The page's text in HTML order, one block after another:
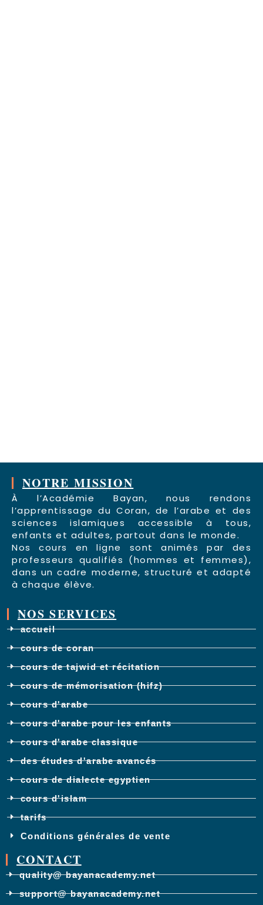
NOTRE MISSION
À l’Académie Bayan, nous rendons
l’apprentissage du Coran, de l’arabe et des
sciences islamiques accessible à tous,
enfants et adultes, partout dans le monde.
Nos cours en ligne sont animés par des
professeurs qualifiés (hommes et femmes),
dans un cadre moderne, structuré et adapté
à chaque élève.
NOS SERVICES
accueil
cours de coran
cours de tajwid et récitation
cours de mémorisation (hifz)
cours d'arabe
cours d'arabe pour les enfants
cours d'arabe classique
des études d'arabe avancés
cours de dialecte egyptien
cours d'islam
tarifs
Conditions générales de vente
CONTACT
quality@ bayanacademy.net
support@ bayanacademy.net